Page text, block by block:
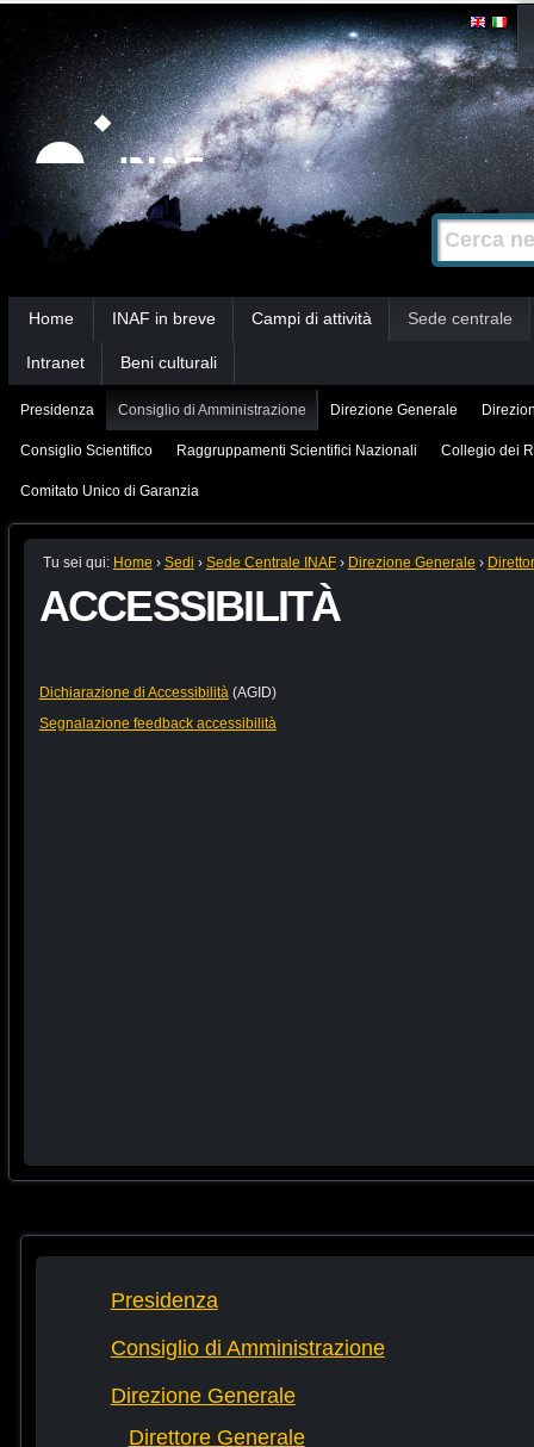
Strumenti
personali
Salta
contenuti.
|
Salta
alla
navigazione
Cerca nel
Ricerca
avanzata…
Home INAF in breve Campi di attività Sede centrale
Intranet Beni culturali
Presidenza Consiglio di Amministrazione Direzione Generale
Consiglio Scientifico Raggruppamenti Scientifici Nazionali Collegio dei
Comitato Unico di Garanzia
Tu sei qui: Home › Sedi › Sede Centrale INAF › Direzione Generale ›
ACCESSIBILITÀ
Dichiarazione di Accessibilità (AGID)
Segnalazione feedback accessibilità
Presidenza
Consiglio di Amministrazione
Direzione Generale
Direttore Generale